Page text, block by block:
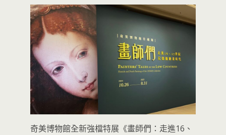
奇美博物館全新強檔特展《畫師們：走進16、